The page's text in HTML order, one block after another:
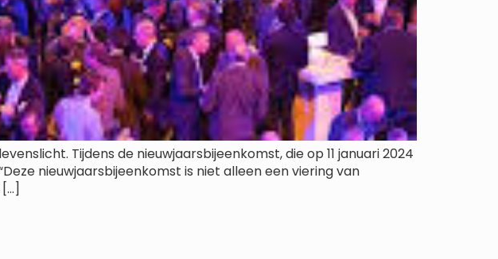
Tijdens de nieuwjaarsbijeenkomst, die op 11 januari 2024
nieuwjaarsbijeenkomst is niet alleen een viering van